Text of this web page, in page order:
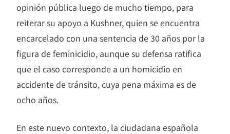
opinión pública luego de mucho tiempo, para
reiterar su apoyo a Kushner, quien se encuentra
encarcelado con una sentencia de 30 años por la
figura de feminicidio, aunque su defensa ratifica
que el caso corresponde a un homicidio en
accidente de tránsito, cuya pena máxima es de
ocho años.
En este nuevo contexto, la ciudadana española